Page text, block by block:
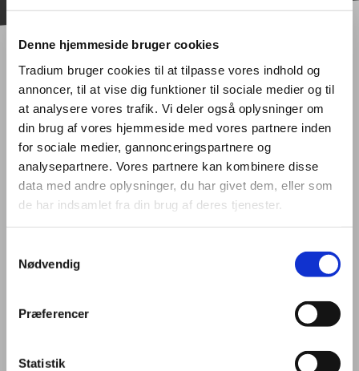
Denne hjemmeside bruger cookies
Tradium bruger cookies til at tilpasse vores indhold og
annoncer, til at vise dig funktioner til sociale medier og til
at analysere vores trafik. Vi deler også oplysninger om
din brug af vores hjemmeside med vores partnere inden
for sociale medier, gannonceringspartnere og
analysepartnere. Vores partnere kan kombinere disse
data med andre oplysninger, du har givet dem, eller som
de har indsamlet fra din brug af deres tjenester.
Nødvendig
Præferencer
Statistik
HHX PRAKTISK KONTAKT
Formål
I løbet af dit kursus får du en introduktion til Handelsgymnasiet (HHX)
på Tradium. Du får kendskab til fagene, niveauet, arbejdsformer og